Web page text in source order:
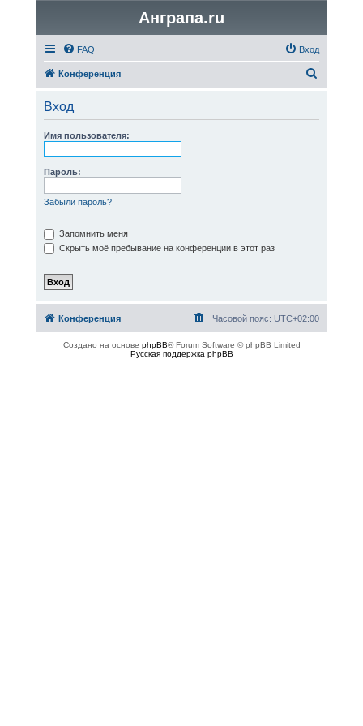
Анграпа.ru
FAQ Вход
Конференция
Вход
Имя пользователя:
Пароль:
Забыли пароль?
Запомнить меня
Скрыть моё пребывание на конференции в этот раз
Конференция Часовой пояс: UTC+02:00
Создано на основе phpBB® Forum Software © phpBB Limited
Русская поддержка phpBB